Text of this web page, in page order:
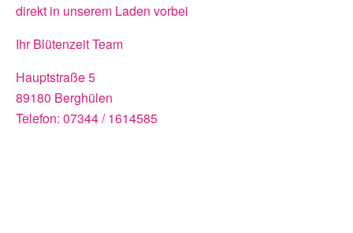
direkt in unserem Laden vorbei
Ihr Blütenzeit Team
Hauptstraße 5
89180 Berghülen
Telefon: 07344 / 1614585